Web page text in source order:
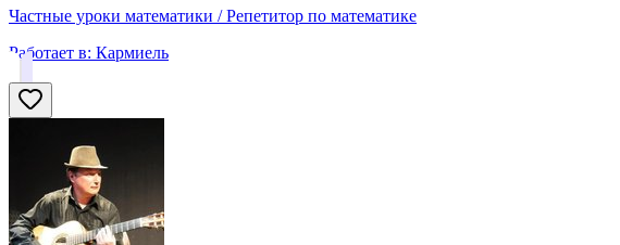
Частные уроки математики / Репетитор по математике
Работает в: Кармиель